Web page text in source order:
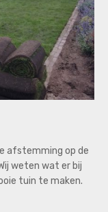
afstemming op de
weten wat er bij
tuin te maken.